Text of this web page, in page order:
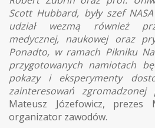
Scott Hubbard, były szef
udział wezmą również
medycznej, naukowej oraz
Ponadto, w ramach Pikniku
przygotowanych namiotach
pokazy i eksperymenty
zainteresowań zgromadzonej
Mateusz Józefowicz, prezes
organizator zawodów.